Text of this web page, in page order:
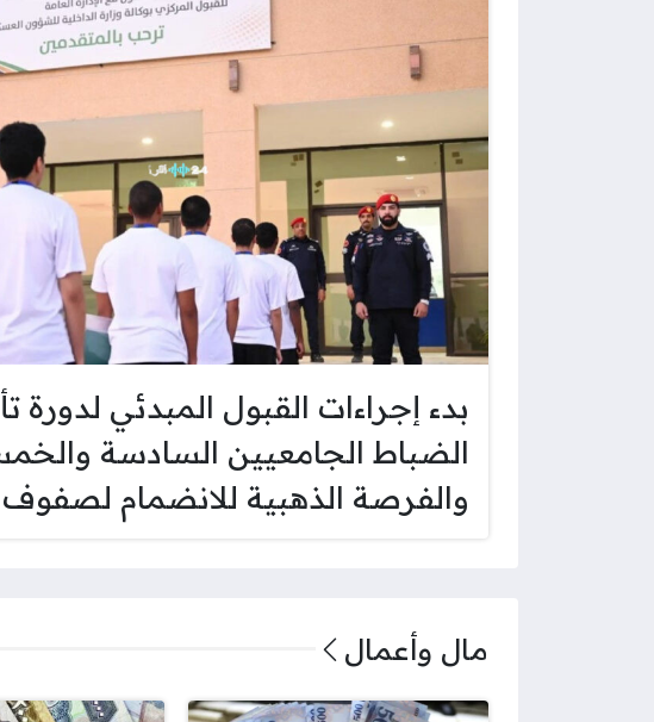
بدء إجراءات القبول المبدئي لدورة
الضباط الجامعيين السادسة
والفرصة الذهبية للانضمام لصفوف
مال وأعمال